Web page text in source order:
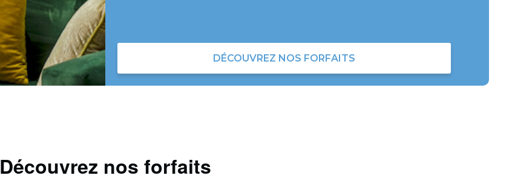
DÉCOUVREZ NOS FORFAITS
Découvrez nos forfaits